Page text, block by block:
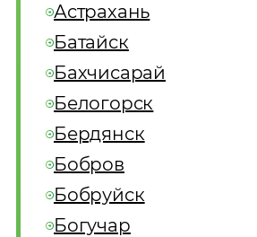
Астрахань
Батайск
Бахчисарай
Белогорск
Бердянск
Бобров
Бобруйск
Богучар